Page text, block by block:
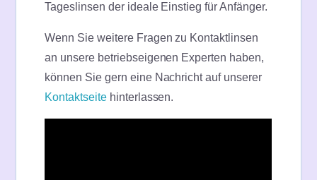
Tageslinsen der ideale Einstieg für Anfänger.
Wenn Sie weitere Fragen zu Kontaktlinsen
an unsere betriebseigenen Experten haben,
können Sie gern eine Nachricht auf unserer
Kontaktseitehinterlassen.